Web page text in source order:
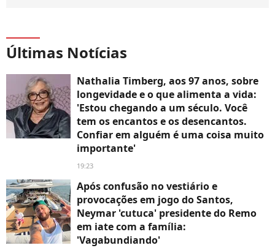
Últimas Notícias
Nathalia Timberg, aos 97 anos, sobre
longevidade e o que alimenta a vida:
'Estou chegando a um século. Você
tem os encantos e os desencantos.
Confiar em alguém é uma coisa muito
importante'
19:23
Após confusão no vestiário e
provocações em jogo do Santos,
Neymar 'cutuca' presidente do Remo
em iate com a família:
'Vagabundiando'